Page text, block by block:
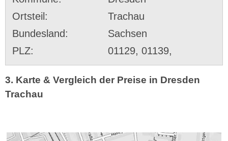
Ortsteil:
Trachau
Bundesland:
Sachsen
PLZ:
01129, 01139,
3. Karte & Vergleich der Preise in Dresden
Trachau